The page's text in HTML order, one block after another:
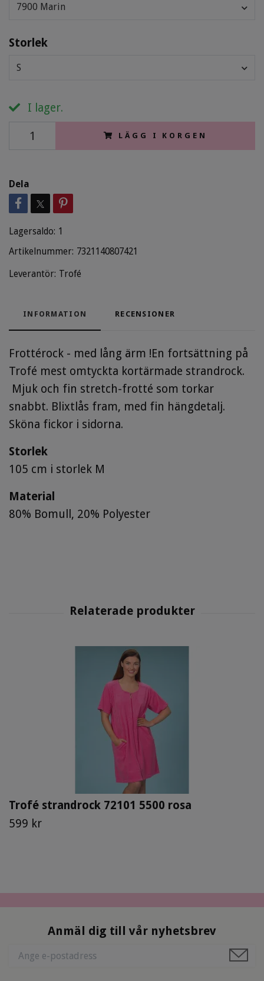
7900 Marin
Storlek
S
I lager.
LÄGG I KORGEN
Dela
Lagersaldo: 1
Artikelnummer: 7321140807421
Leverantör: Trofé
INFORMATION RECENSIONER
Frottérock - med lång ärm !En fortsättning på
Trofé mest omtyckta kortärmade strandrock.
Mjuk och fin stretch-frotté som torkar
snabbt. Blixtlås fram, med fin hängdetalj.
Sköna fickor i sidorna.
Storlek
105 cm i storlek M
Material
80% Bomull, 20% Polyester
Trofé strandrock 72101 5500 rosa
599 kr
Anmäl dig till vår nyhetsbrev